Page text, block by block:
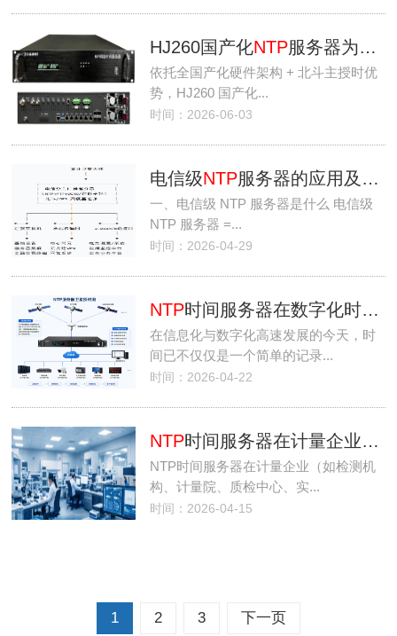
HJ260国产化NTP服务器为某地方股份制商业银行提供完善的时间同步保障
依托全国产化硬件架构 + 北斗主授时优
势，HJ260 国产化...
时间：2026-06-03
电信级NTP服务器的应用及选择
一、电信级 NTP 服务器是什么 电信级
NTP 服务器 =...
时间：2026-04-29
NTP时间服务器在数字化时代的核心作用与应用
在信息化与数字化高速发展的今天，时
间已不仅仅是一个简单的记录...
时间：2026-04-22
NTP时间服务器在计量企业中的应用
NTP时间服务器在计量企业（如检测机
构、计量院、质检中心、实...
时间：2026-04-15
1 2 3 下一页